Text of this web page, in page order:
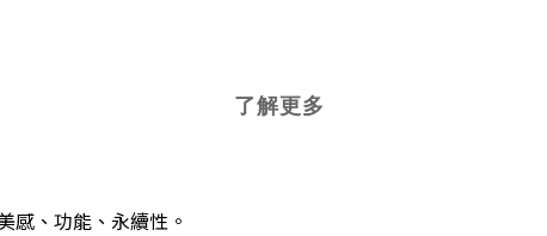
了解更多
感、功能、永續性。